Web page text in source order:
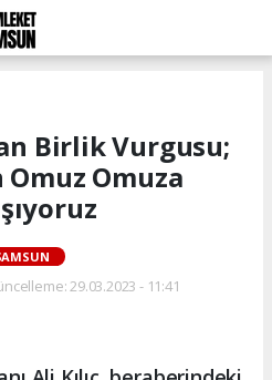
Birlik Vurgusu;
Omuza
29.03.2023 - 11:41